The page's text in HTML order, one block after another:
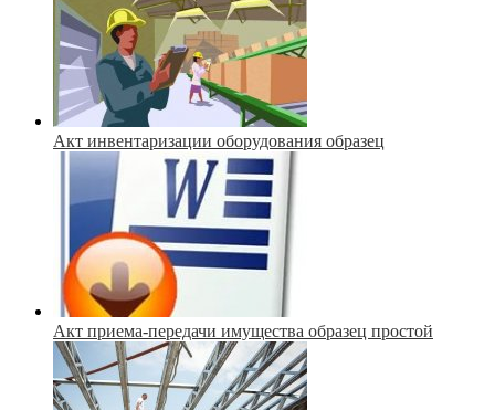
Акт инвентаризации оборудования образец
Акт приема-передачи имущества образец простой